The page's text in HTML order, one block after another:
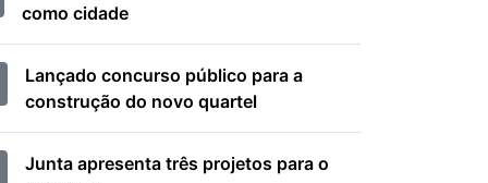
como cidade
Lançado concurso público para a
construção do novo quartel
Junta apresenta três projetos para o